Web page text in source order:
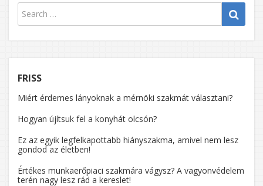
FRISS
Miért érdemes lányoknak a mérnöki szakmát választani?
Hogyan újítsuk fel a konyhát olcsón?
Ez az egyik legfelkapottabb hiányszakma, amivel nem lesz
gondod az életben!
Értékes munkaerőpiaci szakmára vágysz? A vagyonvédelem
terén nagy lesz rád a kereslet!